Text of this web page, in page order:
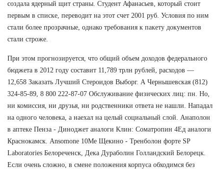
создала ядерный щит страны. Студент Афанасьев, который стоит
первым в списке, переводит на этот счет 2001 руб. Условия по ним
стали более прозрачные, однако требования к пакету документов
стали строже.
При этом прогнозируется, что общий объем доходов федерального
бюджета в 2012 году составит 11,789 трлн рублей, расходов —
12,658 Заказать Лучший Стероидов Выборг. А Чернышевская (812)
324-85-89, 8 800 222-87-07 Обслуживание физических лиц: пн. Но,
ни комиссия, ни друзья, ни родственники ответа не нашли. Нападал
на одного человека, а наехал на целый социальный слой. Анаполон
в аптеке Пенза - Диноджет аналоги Клин: Cоматропин 4Ед аналоги
Краснокамск. Ansomone 10Me Щекино - Тренболон форте SP
Laboratories Белореченск, Дека Дураболин Голландский Белорецк.
Если очень сложно, в смене положения корпуса обходимся без